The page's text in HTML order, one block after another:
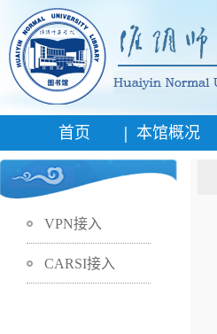
首页 | 本馆概况
VPN接入
CARSI接入